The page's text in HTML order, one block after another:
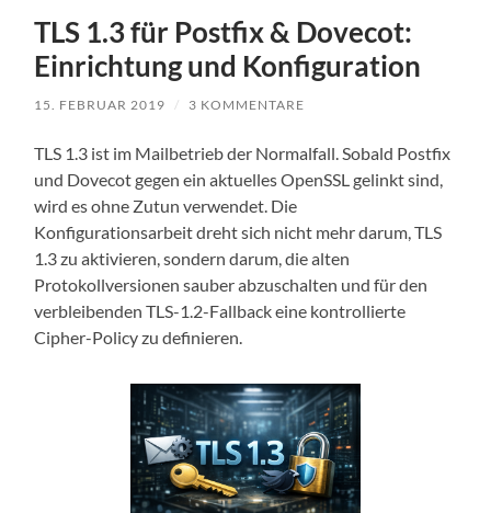
TLS 1.3 für Postfix & Dovecot:
Einrichtung und Konfiguration
15. FEBRUAR 2019 / 3 KOMMENTARE
TLS 1.3 ist im Mailbetrieb der Normalfall. Sobald Postfix
und Dovecot gegen ein aktuelles OpenSSL gelinkt sind,
wird es ohne Zutun verwendet. Die
Konfigurationsarbeit dreht sich nicht mehr darum, TLS
1.3 zu aktivieren, sondern darum, die alten
Protokollversionen sauber abzuschalten und für den
verbleibenden TLS-1.2-Fallback eine kontrollierte
Cipher-Policy zu definieren.